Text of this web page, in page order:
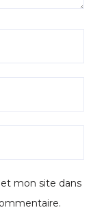
mon site dans